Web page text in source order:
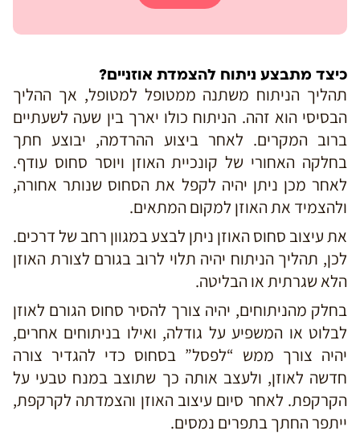
כיצד מתבצע ניתוח להצמדת אוזניים?
תהליך הניתוח משתנה ממטופל למטופל, אך ההליך
הבסיסי הוא זהה. הניתוח כולו יארך בין שעה לשעתיים
ברוב המקרים. לאחר ביצוע ההרדמה, יבוצע חתך
בחלקה האחורי של קונכיית האוזן ויוסר סחוס עודף.
לאחר מכן ניתן יהיה לקפל את הסחוס שנותר אחורה,
ולהצמיד את האוזן למקום המתאים.
את עיצוב סחוס האוזן ניתן לבצע במגוון רחב של דרכים.
לכן, תהליך הניתוח יהיה תלוי לרוב בגורם לצורת האוזן
הלא שגרתית או הבליטה.
בחלק מהניתוחים, יהיה צורך להסיר סחוס הגורם לאוזן
לבלוט או המשפיע על גודלה, ואילו בניתוחים אחרים,
יהיה צורך ממש “לפסל” בסחוס כדי להגדיר צורה
חדשה לאוזן, ולעצב אותה כך שתוצב במנח טבעי על
הקרקפת. לאחר סיום עיצוב האוזן והצמדתה לקרקפת,
ייתפר החתך בתפרים נמסים.